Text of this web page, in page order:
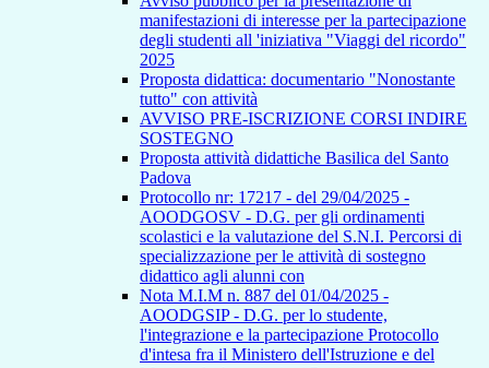
manifestazioni di interesse per la partecipazione
degli studenti all 'iniziativa "Viaggi del ricordo"
2025
Proposta didattica: documentario "Nonostante
tutto" con attività
AVVISO PRE-ISCRIZIONE CORSI INDIRE
SOSTEGNO
Proposta attività didattiche Basilica del Santo
Padova
Protocollo nr: 17217 - del 29/04/2025 -
AOODGOSV - D.G. per gli ordinamenti
scolastici e la valutazione del S.N.I. Percorsi di
specializzazione per le attività di sostegno
didattico agli alunni con
Nota M.I.M n. 887 del 01/04/2025 -
AOODGSIP - D.G. per lo studente,
l'integrazione e la partecipazione Protocollo
d'intesa fra il Ministero dell'Istruzione e del